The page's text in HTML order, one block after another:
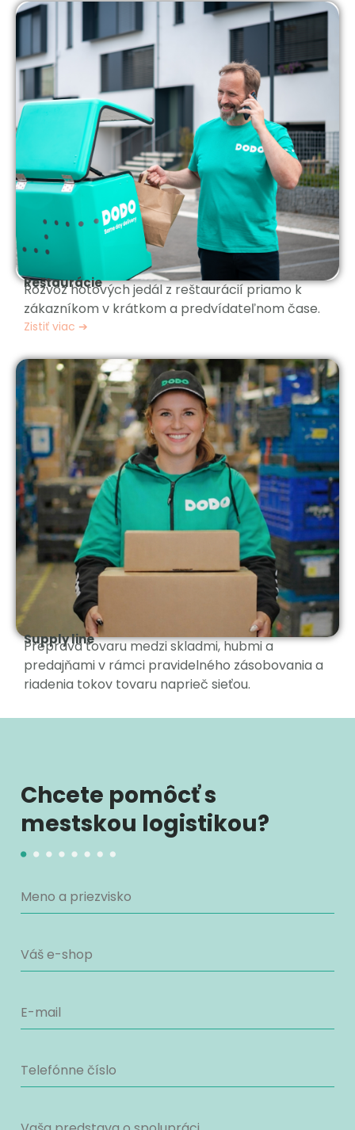
Reštaurácie
Rozvoz hotových jedál z reštaurácií priamo k
zákazníkom v krátkom a predvídateľnom čase.
Zistiť viac ➔
Supply line
Preprava tovaru medzi skladmi, hubmi a
predajňami v rámci pravidelného zásobovania a
riadenia tokov tovaru naprieč sieťou.
Chcete pomôcť s
mestskou logistikou?